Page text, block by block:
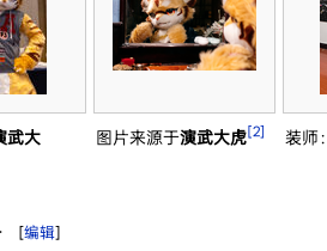
武大
图片来源于演武大虎[2] 装师：
[编辑]